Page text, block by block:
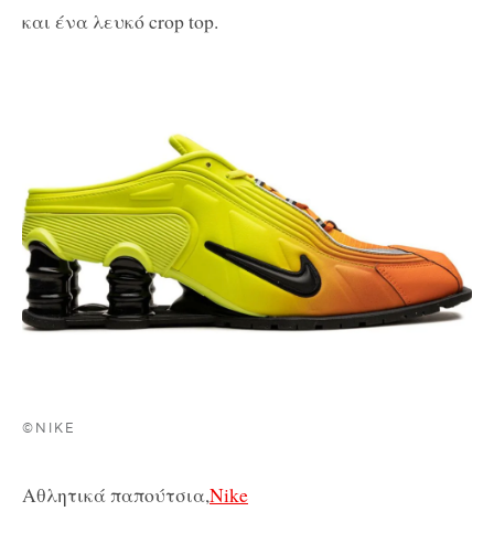
και ένα λευκό crop top.
©NIKE
Αθλητικά παπούτσια,Nike